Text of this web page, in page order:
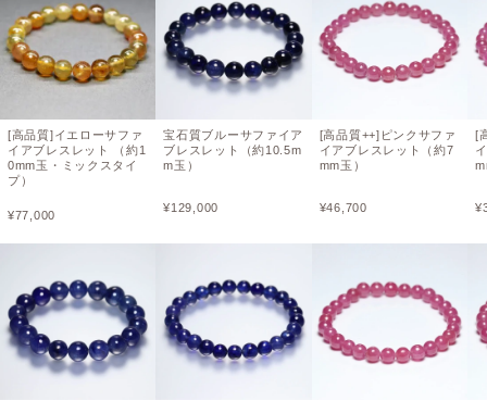
[高品質]イエローサファ
イアブレスレット （約1
0mm玉・ミックスタイ
プ）
¥77,000
宝石質ブルーサファイア
ブレスレット（約10.5m
m玉）
¥129,000
[高品質++]ピンクサファ
イアブレスレット（約7
mm玉）
¥46,700
[
¥